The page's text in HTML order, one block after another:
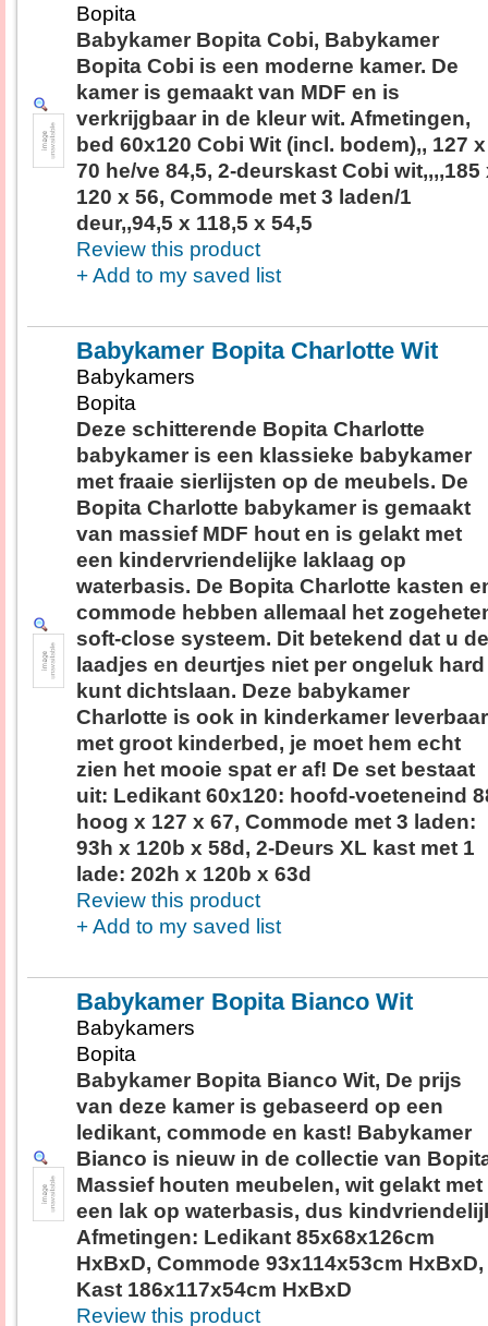
Bopita
Babykamer Bopita Cobi, Babykamer
Bopita Cobi is een moderne kamer. De
kamer is gemaakt van MDF en is
verkrijgbaar in de kleur wit. Afmetingen,
bed 60x120 Cobi Wit (incl. bodem),, 127 x
70 he/ve 84,5, 2-deurskast Cobi wit,,,,185
120 x 56, Commode met 3 laden/1
deur,,94,5 x 118,5 x 54,5
Review this product
+ Add to my saved list
Babykamer Bopita Charlotte Wit
Babykamers
Bopita
Deze schitterende Bopita Charlotte
babykamer is een klassieke babykamer
met fraaie sierlijsten op de meubels. De
Bopita Charlotte babykamer is gemaakt
van massief MDF hout en is gelakt met
een kindervriendelijke laklaag op
waterbasis. De Bopita Charlotte kasten
commode hebben allemaal het
soft-close systeem. Dit betekend dat u de
laadjes en deurtjes niet per ongeluk hard
kunt dichtslaan. Deze babykamer
Charlotte is ook in kinderkamer leverbaar
met groot kinderbed, je moet hem echt
zien het mooie spat er af! De set bestaat
uit: Ledikant 60x120: hoofd-voeteneind
hoog x 127 x 67, Commode met 3 laden:
93h x 120b x 58d, 2-Deurs XL kast met 1
lade: 202h x 120b x 63d
Review this product
+ Add to my saved list
Babykamer Bopita Bianco Wit
Babykamers
Bopita
Babykamer Bopita Bianco Wit, De prijs
van deze kamer is gebaseerd op een
ledikant, commode en kast! Babykamer
Bianco is nieuw in de collectie van
Massief houten meubelen, wit gelakt met
een lak op waterbasis, dus
Afmetingen: Ledikant 85x68x126cm
HxBxD, Commode 93x114x53cm HxBxD,
Kast 186x117x54cm HxBxD
Review this product